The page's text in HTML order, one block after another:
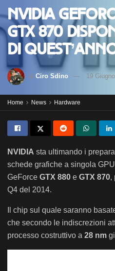
NVIDIA
GTX 870
di
di Ciro Sdino 19
Home News Hardware
NVIDIA sta ultimando i
schede grafiche a singola
GeForce GTX 880 e GTX 870,
Q4 del 2014.
Il chip sul quale saranno
che secondo le indiscrezioni
processo costruttivo a 28 nm